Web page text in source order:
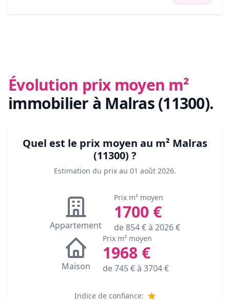
Évolution prix moyen m²
immobilier à Malras (11300).
Quel est le prix moyen au m² Malras
(11300) ?
Estimation du prix au 01 août 2026.
Appartement
Prix m² moyen
1700 €
de854€ à 2026€
Maison
Prix m² moyen
1968 €
de745€ à 3704€
Indice de confiance: